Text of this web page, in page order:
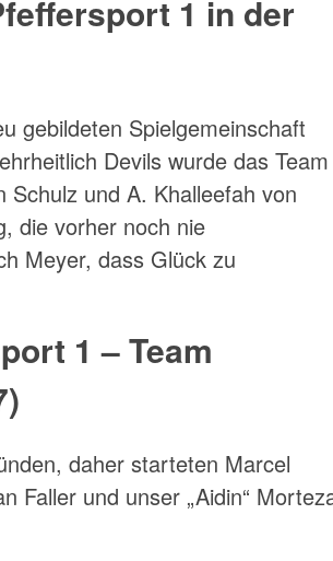
1 in der
gebildeten Spielgemeinschaft
Devils wurde das Team
Schulz und A. Khalleefah von
die vorher noch nie
Meyer, dass Glück zu
1 – Team
daher starteten Marcel
Faller und unser „Aidin“